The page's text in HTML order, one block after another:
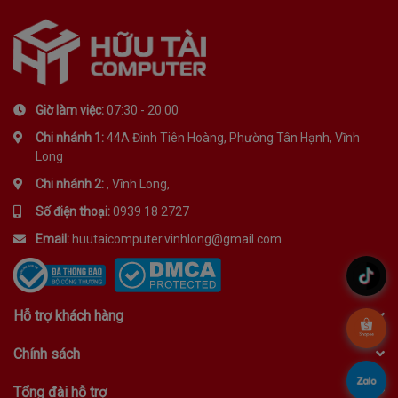
Tần số quét
Công nghệ màn
IPS 300nits Anti-glare, 45% NTSC
Đồ Họa (VGA)
Card màn hình
Functions as UHD Graphics
Wireless Intel® Wi-Fi® 6 AX201, 11ax 2x2
LAN
Bàn phím , Chuột
Giờ làm việc:07:30 - 20:00
Chi nhánh 1:44A Đinh Tiên Hoàng, Phường Tân Hạnh, Vĩnh
Long
Chi nhánh 2:, Vĩnh Long,
Số điện thoại:0939 18 2727
Email: huutaicomputer.vinhlong@gmail.com
Hỗ trợ khách hàng
Chính sách
Tổng đài hỗ trợ
.
.
.